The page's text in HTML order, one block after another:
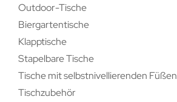
Outdoor-Tische
Biergartentische
Klapptische
Stapelbare Tische
Tische mit selbstnivellierenden Füßen
Tischzubehör